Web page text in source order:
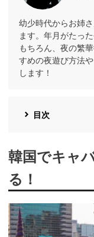
幼少時代からお姉
ます。年月がたっ
もちろん、夜の繁
すめの夜遊び方法
します！
目次
韓国でキャ
る！